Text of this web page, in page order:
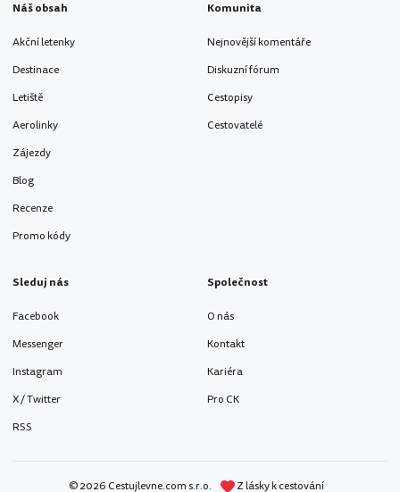
Náš obsah
Akční letenky
Destinace
Letiště
Aerolinky
Zájezdy
Blog
Recenze
Promo kódy
Komunita
Nejnovější komentáře
Diskuzní fórum
Cestopisy
Cestovatelé
Sleduj nás
Facebook
Messenger
Instagram
X / Twitter
RSS
Společnost
O nás
Kontakt
Kariéra
Pro CK
© 2026 Cestujlevne.com s.r.o. Z lásky k cestování